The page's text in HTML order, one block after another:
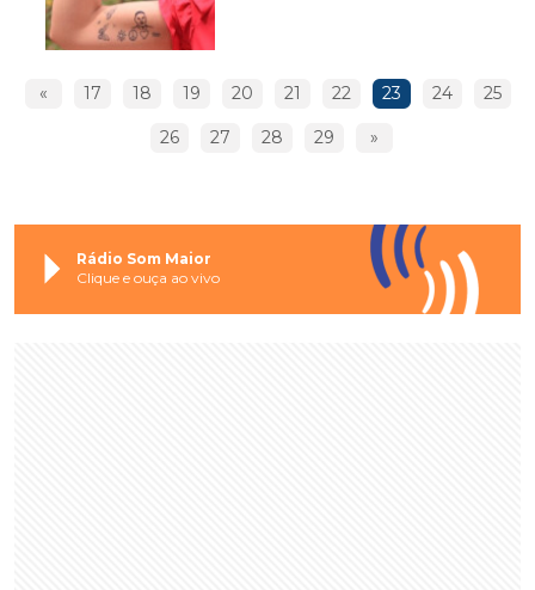
« 17 18 19 20 21 22 23 24 25
26 27 28 29 »
Rádio Som Maior
Clique e ouça ao vivo